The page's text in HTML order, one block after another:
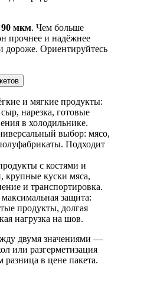
90 мкм. Чем больше
прочнее и надёжнее
Ориентируйтесь
и мягкие продукты:
нарезка, готовые
в холодильнике.
выбор: мясо,
Подходит
с костями и
крупные куски мяса,
и транспортировка.
защита:
продукты, долгая
нагрузка на шов.
двумя значениями —
или разгерметизация
разница в цене пакета.